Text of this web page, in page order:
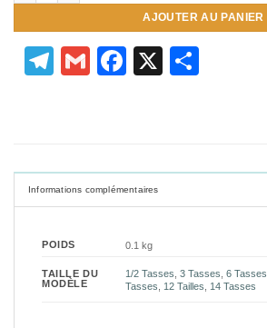
AJOUTER AU PANIER
Telegram
GmailFacebook
X
Informations complémentaires
POIDS 0.1 kg
TAILLE DU
MODÈLE
1/2 Tasses 3 Tasses 6 Tasses
Tasses
12 Tailles 14 Tasses